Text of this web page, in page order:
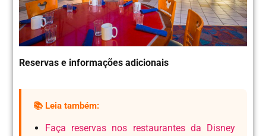
Reservas e informações adicionais
📚 Leia também:
Faça reservas nos restaurantes da Disney